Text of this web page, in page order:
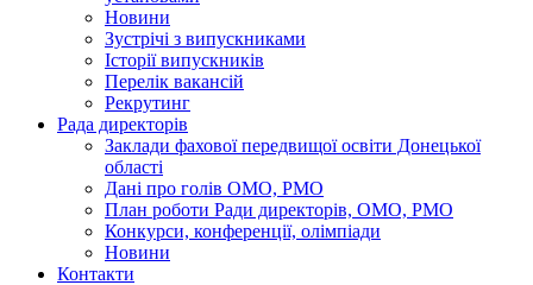
Новини
Зустрічі з випускниками
Історії випускників
Перелік вакансій
Рекрутинг
Рада директорів
Заклади фахової передвищої освіти Донецької
області
Дані про голів ОМО, РМО
План роботи Ради директорів, ОМО, РМО
Конкурси, конференції, олімпіади
Новини
Контакти